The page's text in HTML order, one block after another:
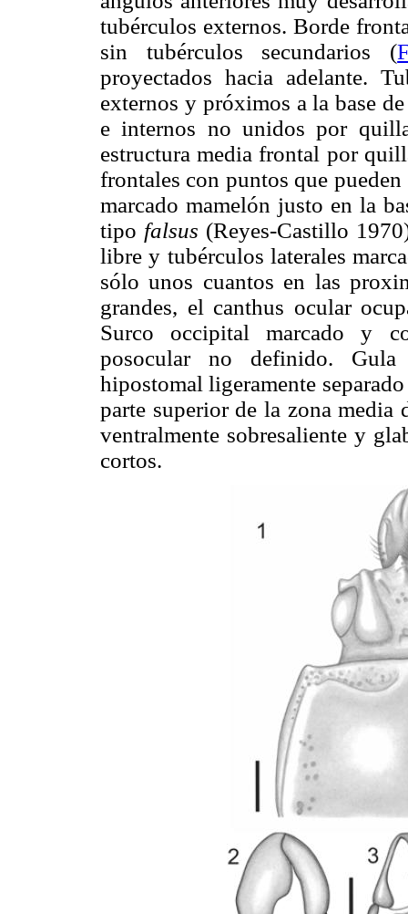
tubérculos externos. Borde
sin tubérculos secundarios (
proyectados hacia adelante.
externos y próximos a la base
e internos no unidos por
estructura media frontal por
frontales con puntos que
marcado mamelón justo en la
tipo falsus (Reyes-Castillo
libre y tubérculos laterales
sólo unos cuantos en las
grandes, el canthus ocular
Surco occipital marcado y
posocular no definido. Gula
hipostomal ligeramente
parte superior de la zona media
ventralmente sobresaliente y
cortos.